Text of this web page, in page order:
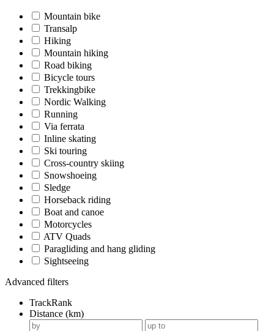
Mountain bike
Transalp
Hiking
Mountain hiking
Road biking
Bicycle tours
Trekkingbike
Nordic Walking
Running
Via ferrata
Inline skating
Ski touring
Cross-country skiing
Snowshoeing
Sledge
Horseback riding
Boat and canoe
Motorcycles
ATV Quads
Paragliding and hang gliding
Sightseeing
Advanced filters
TrackRank
Distance (km)